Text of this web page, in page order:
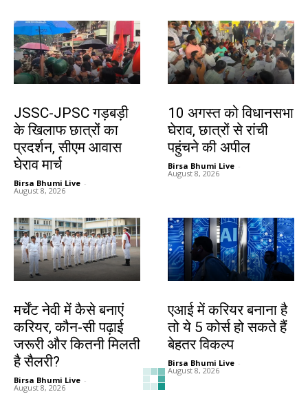
JSSC-JPSC गड़बड़ी
के खिलाफ छात्रों का
प्रदर्शन, सीएम आवास
घेराव मार्च
Birsa Bhumi Live -
August 8, 2026
10 अगस्त को विधानसभा
घेराव, छात्रों से रांची
पहुंचने की अपील
Birsa Bhumi Live -
August 8, 2026
मर्चेंट नेवी में कैसे बनाएं
करियर, कौन-सी पढ़ाई
जरूरी और कितनी मिलती
है सैलरी?
Birsa Bhumi Live -
August 8, 2026
एआई में करियर बनाना है
तो ये 5 कोर्स हो सकते हैं
बेहतर विकल्प
Birsa Bhumi Live -
August 8, 2026